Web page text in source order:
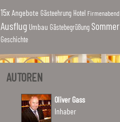
15xAngebote Gästeehrung Hotel Firmenabend
Ausflug Umbau Gästebegrüßung Sommer
Geschichte
AUTOREN
Oliver Gass
Inhaber